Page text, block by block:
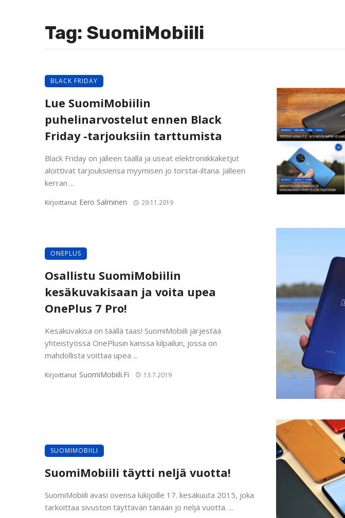
Tag: SuomiMobiili
BLACK FRIDAY
Lue SuomiMobiilin
puhelinarvostelut ennen Black
Friday -tarjouksiin tarttumista
Black Friday on jälleen täällä ja useat elektroniikkaketjut
aloittivat tarjouksiensa myymisen jo torstai-iltana. Jälleen
kerran ...
Kirjoittanut Eero Salminen 29.11.2019
ONEPLUS
Osallistu SuomiMobiilin
kesäkuvakisaan ja voita upea
OnePlus 7 Pro!
Kesäkuvakisa on täällä taas! SuomiMobiili järjestää
yhteistyössä OnePlusin kanssa kilpailun, jossa on
mahdollista voittaa upea ...
Kirjoittanut SuomiMobiili.fi 13.7.2019
SUOMIMOBIILI
SuomiMobiili täytti neljä vuotta!
SuomiMobiili avasi ovensa lukijoille 17. kesäkuuta 2015, joka
tarkoittaa sivuston täyttävän tänään jo neljä vuotta. ...